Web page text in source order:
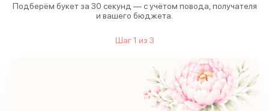
Подберём букет за 30 секунд — с учётом повода, получателя
и вашего бюджета.
Шаг1 из 3